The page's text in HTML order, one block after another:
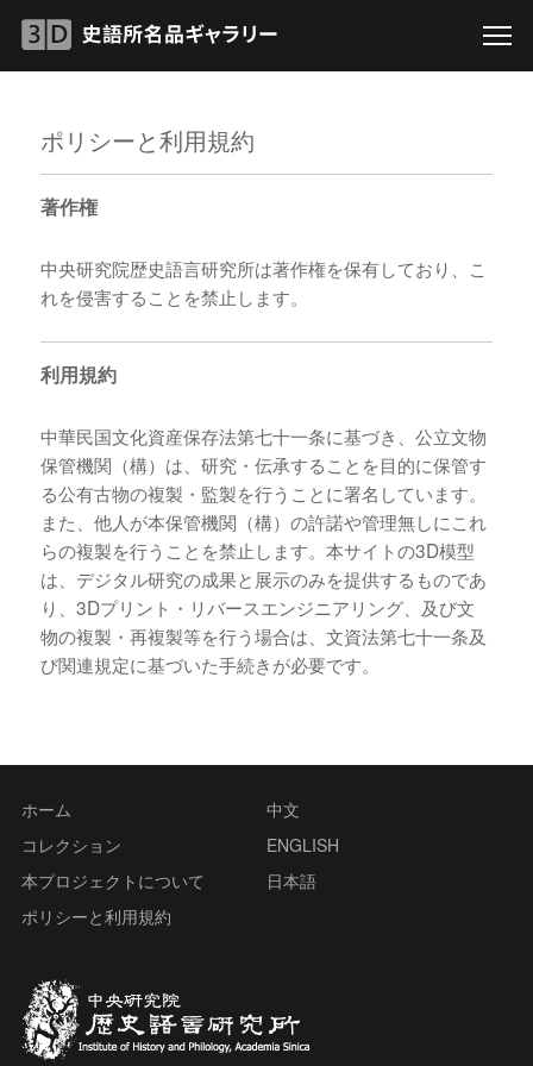
ポリシーと利用規約
著作権
中央研究院歴史語言研究所は著作権を保有しており、こ
れを侵害することを禁止します。
利用規約
中華民国文化資産保存法第七十一条に基づき、公立文物
保管機関（構）は、研究・伝承することを目的に保管す
る公有古物の複製・監製を行うことに署名しています。
また、他人が本保管機関（構）の許諾や管理無しにこれ
らの複製を行うことを禁止します。本サイトの3D模型
は、デジタル研究の成果と展示のみを提供するものであ
り、3Dプリント・リバースエンジニアリング、及び文
物の複製・再複製等を行う場合は、文資法第七十一条及
び関連規定に基づいた手続きが必要です。
ホーム
コレクション
本プロジェクトについて
ポリシーと利用規約
中文
ENGLISH
日本語